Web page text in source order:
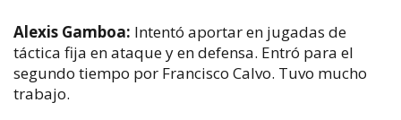
Alexis Gamboa: Intentó aportar en jugadas de
táctica fija en ataque y en defensa. Entró para el
segundo tiempo por Francisco Calvo. Tuvo mucho
trabajo.